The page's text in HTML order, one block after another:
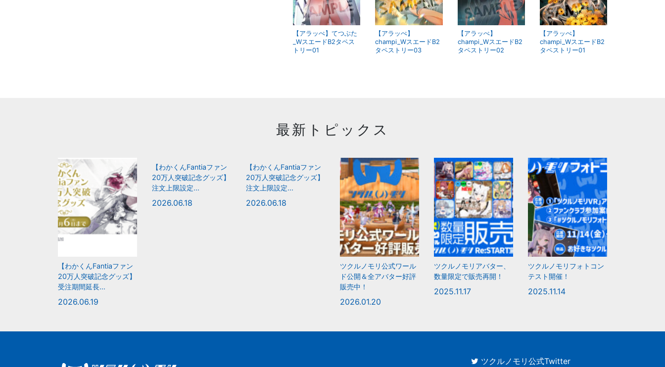
【アラッぺ】てつぶた
_WスエードB2タペス
トリー01
【アラッぺ】
champi_WスエードB2
タペストリー03
【アラッぺ】
champi_WスエードB2
タペストリー02
【アラッぺ】
champi_WスエードB2
タペストリー01
最新トピックス
【わかくんFantiaファン
20万人突破記念グッズ】
受注期間延長...
2026.06.19
【わかくんFantiaファン
20万人突破記念グッズ】
注文上限設定...
2026.06.18
【わかくんFantiaファン
20万人突破記念グッズ】
注文上限設定...
2026.06.18
ツクルノモリ公式ワール
ド公開＆全アバター好評
販売中！
2026.01.20
ツクルノモリアバター、
数量限定で販売再開！
2025.11.17
ツクルノモリフォトコン
テスト開催！
2025.11.14
ツクルノモリ公式Twitter